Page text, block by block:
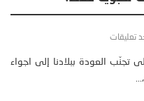
تعليقات
تجنّب العودة ببلادنا إلى اجواء